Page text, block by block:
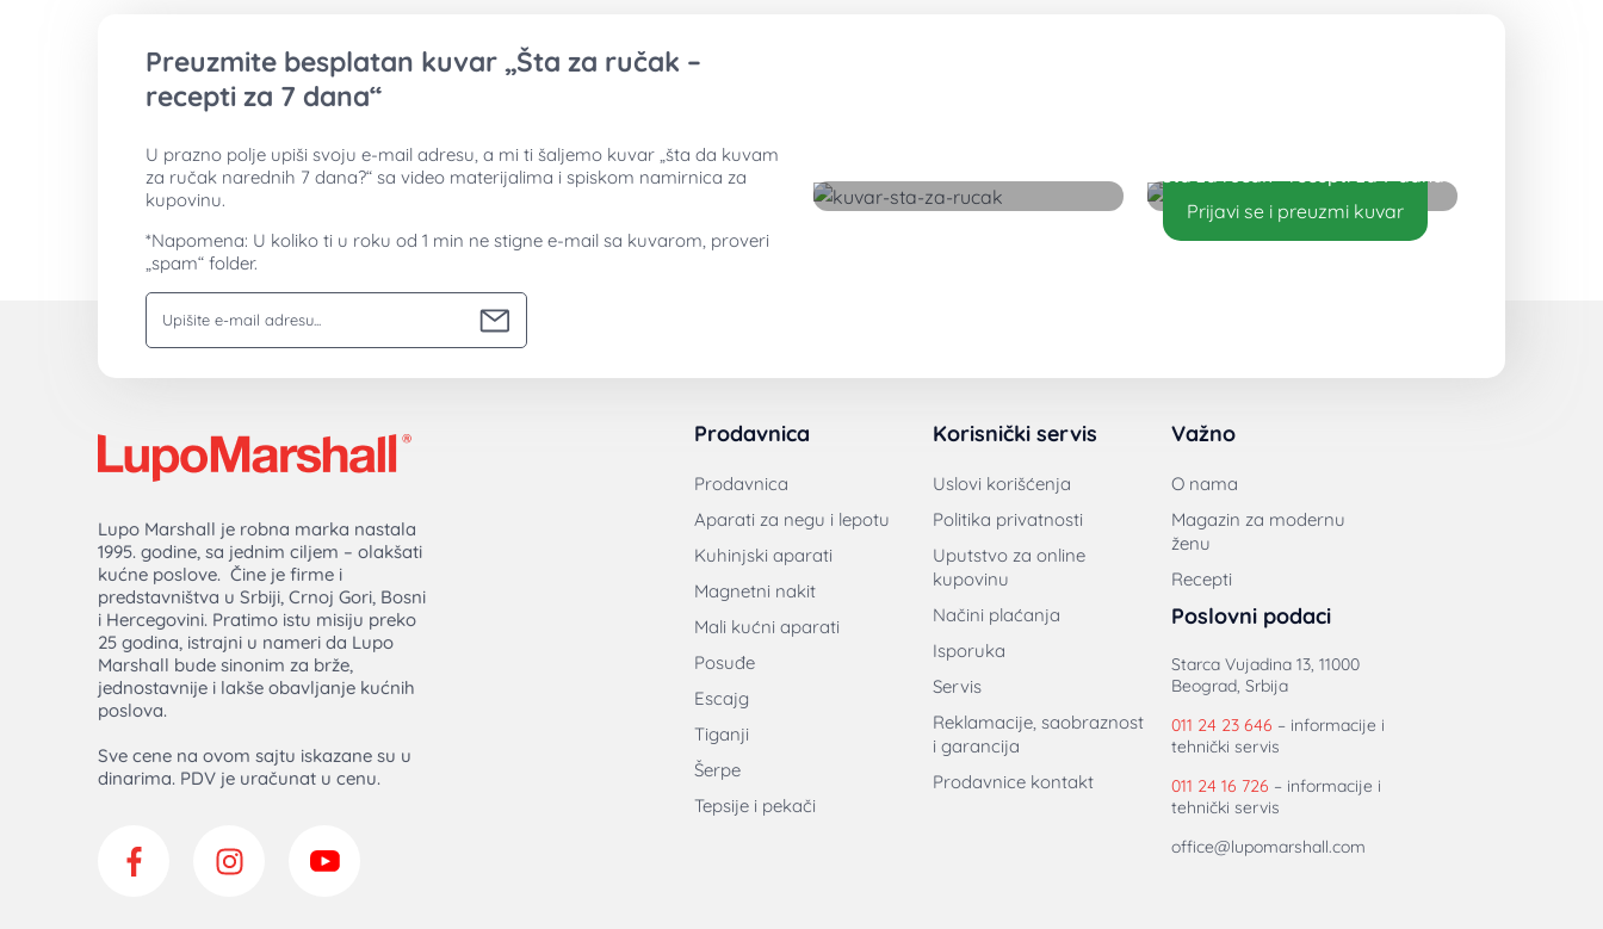
Preuzmite besplatan kuvar „Šta za ručak –
recepti za 7 dana“
U prazno polje upiši svoju e-mail adresu, a mi ti šaljemo kuvar „šta da kuvam
za ručak narednih 7 dana?“ sa video materijalima i spiskom namirnica za
kupovinu.
*Napomena: U koliko ti u roku od 1 min ne stigne e-mail sa kuvarom, proveri
„spam“ folder.
Prijavi se i preuzmi kuvar
Šta za ručak - recepti za 7 dana
Lupo Marshall je robna marka nastala
1995. godine, sa jednim ciljem – olakšati
kućne poslove. Čine je firme i
predstavništva u Srbiji, Crnoj Gori, Bosni
i Hercegovini. Pratimo istu misiju preko
25 godina, istrajni u nameri da Lupo
Marshall bude sinonim za brže,
jednostavnije i lakše obavljanje kućnih
poslova.
Sve cene na ovom sajtu iskazane su u
dinarima. PDV je uračunat u cenu.
Prodavnica
Prodavnica
Aparati za negu i lepotu
Kuhinjski aparati
Magnetni nakit
Mali kućni aparati
Posuđe
Escajg
Tiganji
Šerpe
Tepsije i pekači
Korisnički servis
Uslovi korišćenja
Politika privatnosti
Uputstvo za online
kupovinu
Načini plaćanja
Isporuka
Servis
Reklamacije, saobraznost
i garancija
Prodavnice kontakt
Važno
O nama
Magazin za modernu
ženu
Recepti
Poslovni podaci
Starca Vujadina 13, 11000
Beograd, Srbija
011 24 23 646 – informacije i
tehnički servis
011 24 16 726 – informacije i
tehnički servis
office@lupomarshall.com